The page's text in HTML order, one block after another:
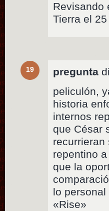
Revisando
Tierra el
19 pregunta
peliculón,
historia
internos
que César
recurrieran
repentino
que la
lo
«Rise»